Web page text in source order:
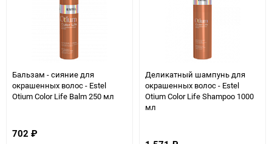
Бальзам - сияние для
окрашенных волос - Estel
Otium Color Life Balm 250 мл
702 ₽
Деликатный шампунь для
окрашенных волос - Estel
Otium Color Life Shampoo 1000
мл